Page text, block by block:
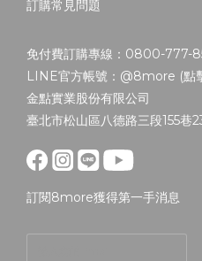
訂購常見問題
免付費訂購專線：0800-777-
LINE官方帳號：@8more (點
金點實業股份有限公司
臺北市松山區八德路三段155
訂閱8more獲得第一手消息